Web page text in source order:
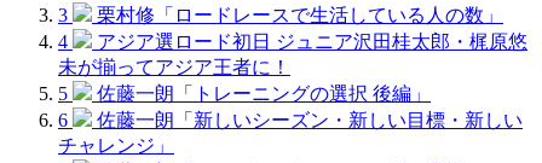
3
栗村修「ロードレースで生活している人の数」
4
アジア選ロード初日 ジュニア沢田桂太郎・梶原悠
未が揃ってアジア王者に！
5
佐藤一朗「トレーニングの選択 後編」
6
佐藤一朗「新しいシーズン・新しい目標・新しい
チャレンジ」